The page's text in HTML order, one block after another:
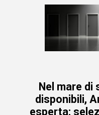
Nel mare
disponibili,
esperta: